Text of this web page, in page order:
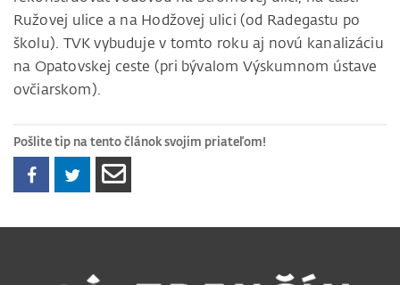
Ružovej ulice a na Hodžovej ulici (od Radegastu po
školu). TVK vybuduje v tomto roku aj novú kanalizáciu
na Opatovskej ceste (pri bývalom Výskumnom ústave
ovčiarskom).
Pošlite tip na tento článok svojim priateľom!